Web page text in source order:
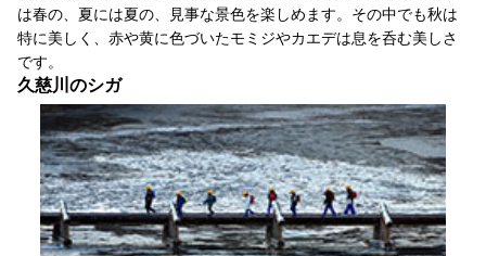
は春の、夏には夏の、見事な景色を楽しめます。その中でも秋は
特に美しく、赤や黄に色づいたモミジやカエデは息を呑む美しさ
です。
久慈川のシガ